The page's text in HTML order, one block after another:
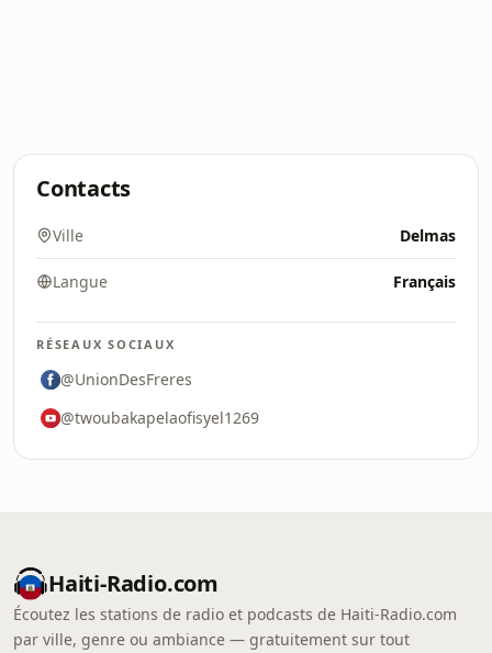
Contacts
Ville Delmas
Langue Français
RÉSEAUX SOCIAUX
@UnionDesFreres
@twoubakapelaofisyel1269
Haiti-Radio.com
Écoutez les stations de radio et podcasts de Haiti-Radio.com
par ville, genre ou ambiance — gratuitement sur tout